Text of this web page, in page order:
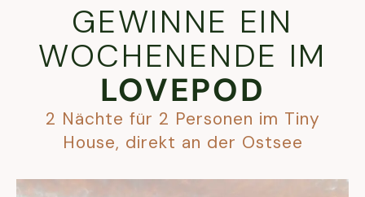
GEWINNE EIN
WOCHENENDE IM
LOVEPOD
2 Nächte für 2 Personen im Tiny
House, direkt an der Ostsee